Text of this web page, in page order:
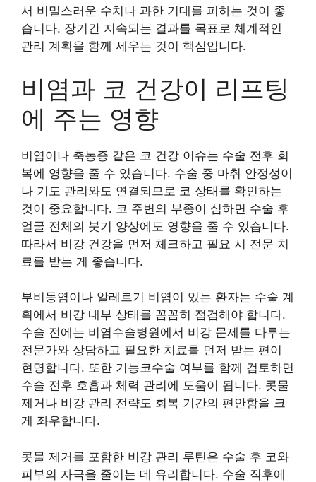
서 비밀스러운 수치나 과한 기대를 피하는 것이 좋
습니다. 장기간 지속되는 결과를 목표로 체계적인
관리 계획을 함께 세우는 것이 핵심입니다.
비염과 코 건강이 리프팅
에 주는 영향
비염이나 축농증 같은 코 건강 이슈는 수술 전후 회
복에 영향을 줄 수 있습니다. 수술 중 마취 안정성이
나 기도 관리와도 연결되므로 코 상태를 확인하는
것이 중요합니다. 코 주변의 부종이 심하면 수술 후
얼굴 전체의 붓기 양상에도 영향을 줄 수 있습니다.
따라서 비강 건강을 먼저 체크하고 필요 시 전문 치
료를 받는 게 좋습니다.
부비동염이나 알레르기 비염이 있는 환자는 수술 계
획에서 비강 내부 상태를 꼼꼼히 점검해야 합니다.
수술 전에는 비염수술병원에서 비강 문제를 다루는
전문가와 상담하고 필요한 치료를 먼저 받는 편이
현명합니다. 또한 기능코수술 여부를 함께 검토하면
수술 전후 호흡과 체력 관리에 도움이 됩니다. 콧물
제거나 비강 관리 전략도 회복 기간의 편안함을 크
게 좌우합니다.
콧물 제거를 포함한 비강 관리 루틴은 수술 후 코와
피부의 자극을 줄이는 데 유리합니다. 수술 직후에